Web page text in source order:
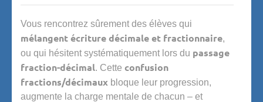
Vous rencontrez sûrement des élèves qui
mélangent écriture décimale et fractionnaire,
ou qui hésitent systématiquement lors du passage
fraction-décimal. Cette confusion
fractions/décimaux bloque leur progression,
augmente la charge mentale de chacun – et